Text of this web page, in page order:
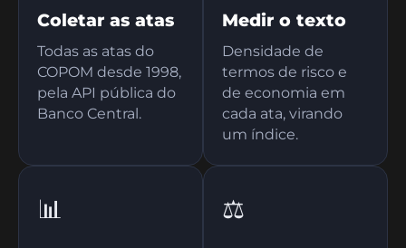
Coletar as atas
Todas as atas do
COPOM desde 1998,
pela API pública do
Banco Central.
Medir o texto
Densidade de
termos de risco e
de economia em
cada ata, virando
um índice.
📊 ⚖️